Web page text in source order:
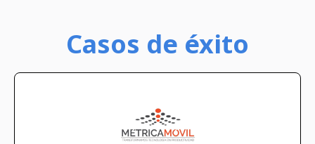
Casos de éxito